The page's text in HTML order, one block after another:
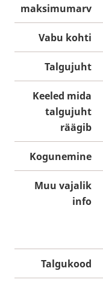
maksimumarv
Vabu kohti
Talgujuht
Keeled mida
talgujuht
räägib
Kogunemine
Muu vajalik
info
Talgukood